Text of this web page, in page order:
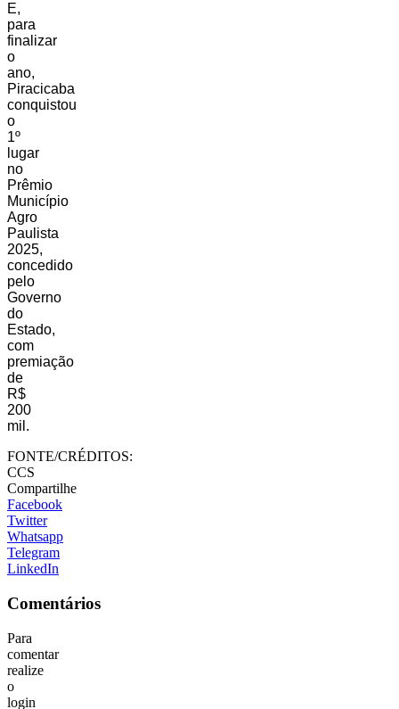
E,
para
finalizar
o
ano,
Piracicaba
conquistou
o
1º
lugar
no
Prêmio
Município
Agro
Paulista
2025,
concedido
pelo
Governo
do
Estado,
com
premiação
de
R$
200
mil.
FONTE/CRÉDITOS:
CCS
Compartilhe
Facebook
Twitter
Whatsapp
Telegram
LinkedIn
Comentários
Para
comentar
realize
o
login